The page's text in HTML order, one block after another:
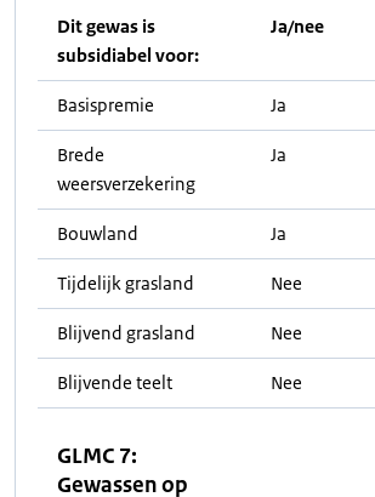
Dit gewas is
subsidiabel voor:
Ja/nee
Basispremie Ja
Brede
weersverzekering
Ja
Bouwland Ja
Tijdelijk grasland Nee
Blijvend grasland Nee
Blijvende teelt Nee
GLMC 7:
Gewassen op